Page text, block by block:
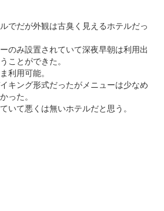
でだが外観は古臭く見えるホテルだっ
のみ設置されていて深夜早朝は利用出
ことができた。
利用可能。
キング形式だったがメニューは少なめ
った。
いて悪くは無いホテルだと思う。